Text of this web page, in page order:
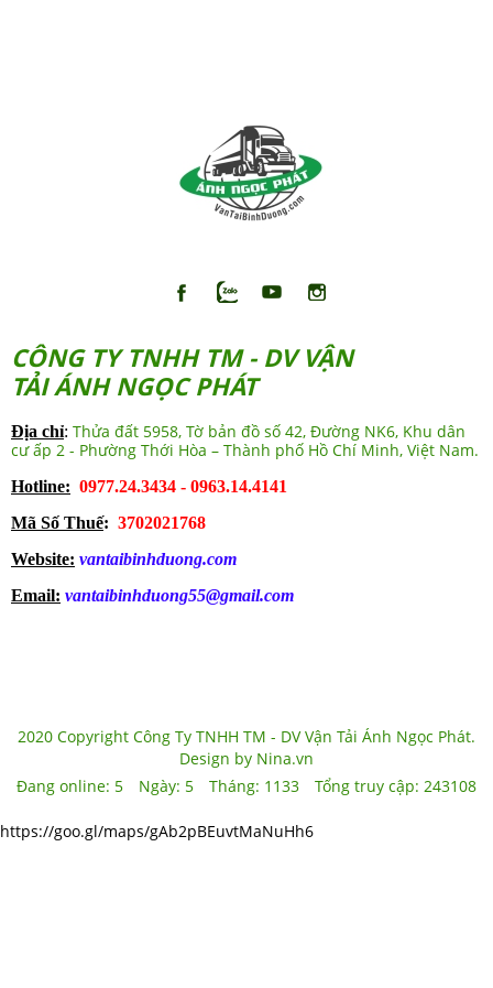
trung và Tây Nguyên.
CÔNG TY TNHH TM - DV VẬN
TẢI ÁNH NGỌC PHÁT
Địa chỉ: Thửa đất 5958, Tờ bản đồ số 42, Đường NK6, Khu dân
cư ấp 2 - Phường Thới Hòa – Thành phố Hồ Chí Minh, Việt Nam.
Hotline: 0977.24.3434 - 0963.14.4141
Mã Số Thuế: 3702021768
Website: vantaibinhduong.com
Email: vantaibinhduong55@gmail.com
2020 Copyright Công Ty TNHH TM - DV Vận Tải Ánh Ngọc Phát.
Design by Nina.vn
Đang online: 5 Ngày: 5 Tháng: 1133 Tổng truy cập: 243108
https://goo.gl/maps/gAb2pBEuvtMaNuHh6